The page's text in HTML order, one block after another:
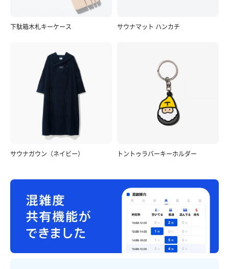
下駄箱木札キーケース サウナマット ハンカチ
サウナガウン（ネイビー） トントゥラバーキーホルダー